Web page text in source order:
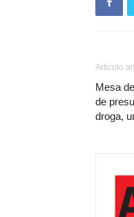
Artículo
Mesa
de
droga,